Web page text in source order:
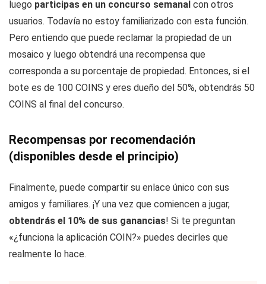
luego participas en un concurso semanal con otros
usuarios. Todavía no estoy familiarizado con esta función.
Pero entiendo que puede reclamar la propiedad de un
mosaico y luego obtendrá una recompensa que
corresponda a su porcentaje de propiedad. Entonces, si el
bote es de 100 COINS y eres dueño del 50%, obtendrás 50
COINS al final del concurso.
Recompensas por recomendación
(disponibles desde el principio)
Finalmente, puede compartir su enlace único con sus
amigos y familiares. ¡Y una vez que comiencen a jugar,
obtendrás el 10% de sus ganancias! Si te preguntan
«¿funciona la aplicación COIN?» puedes decirles que
realmente lo hace.